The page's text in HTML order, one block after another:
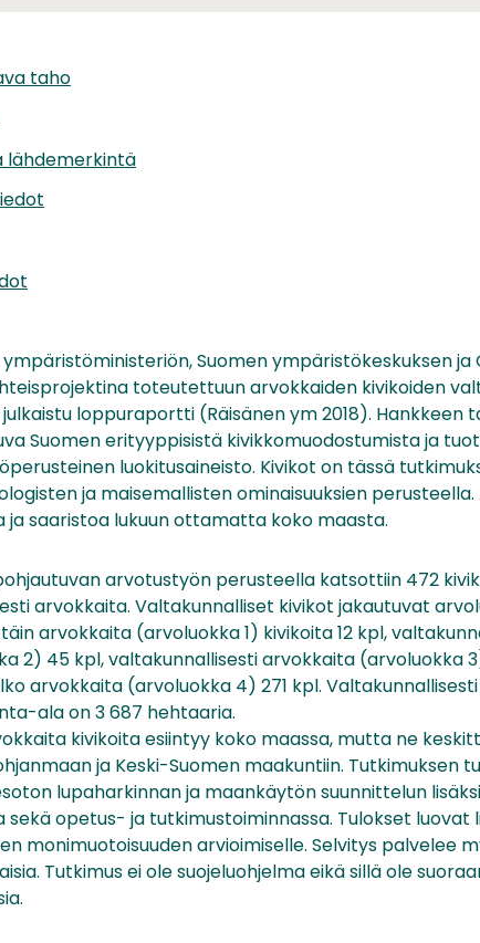
taho
lähdemerkintä
Suomen ympäristökeskuksen ja
toteutettuun arvokkaiden kivikoiden
loppuraportti (Räisänen ym 2018). Hankkeen
Suomen erityyppisistä kivikkomuodostumista ja
luokitusaineisto. Kivikot on tässä
ja maisemallisten ominaisuuksien
saaristoa lukuun ottamatta koko maasta.
arvotustyön perusteella katsottiin 472
arvokkaita. Valtakunnalliset kivikot jakautuvat
arvokkaita (arvoluokka 1) kivikoita 12 kpl,
2) 45 kpl, valtakunnallisesti arvokkaita (arvoluokka
arvokkaita (arvoluokka 4) 271 kpl.
ala on 3 687 hehtaaria.
kivikoita esiintyy koko maassa, mutta ne
ja Keski-Suomen maakuntiin. Tutkimuksen
lupaharkinnan ja maankäytön suunnittelun
sekä opetus- ja tutkimustoiminnassa. Tulokset luovat
monimuotoisuuden arvioimiselle. Selvitys palvelee
Tutkimus ei ole suojeluohjelma eikä sillä ole